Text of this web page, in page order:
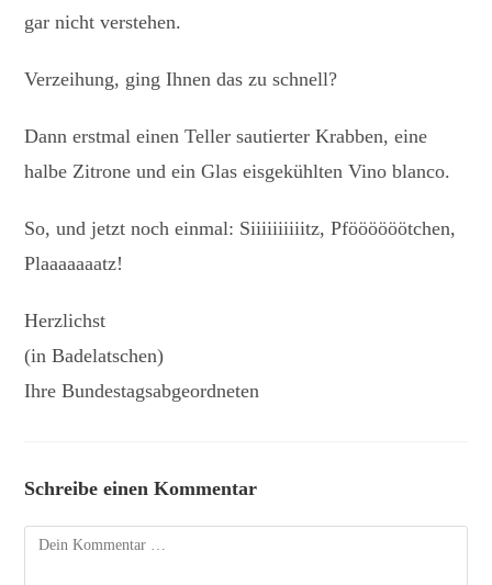
gar nicht verstehen.
Verzeihung, ging Ihnen das zu schnell?
Dann erstmal einen Teller sautierter Krabben, eine
halbe Zitrone und ein Glas eisgekühlten Vino blanco.
So, und jetzt noch einmal: Siiiiiiiiiitz, Pföööööötchen,
Plaaaaaaatz!
Herzlichst
(in Badelatschen)
Ihre Bundestagsabgeordneten
Schreibe einen Kommentar
Kommentar